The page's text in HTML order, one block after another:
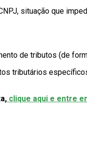
situação que
de tributos (de
tributários
clique aqui e entre